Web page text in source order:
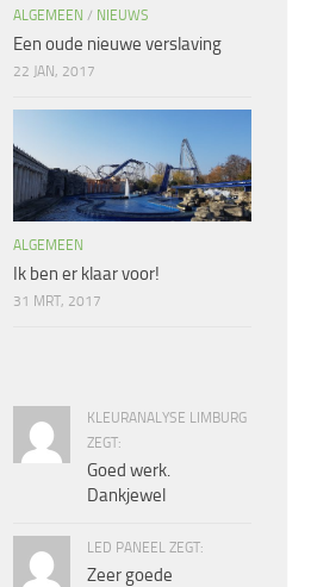
ALGEMEEN / NIEUWS
Een oude nieuwe verslaving
22 JAN, 2017
ALGEMEEN
Ik ben er klaar voor!
31 MRT, 2017
KLEURANALYSE LIMBURG
ZEGT:
Goed werk.
Dankjewel
LED PANEEL ZEGT:
Zeer goede